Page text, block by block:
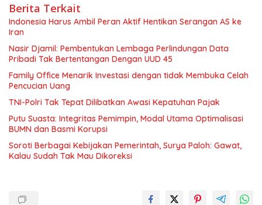
Berita Terkait
Indonesia Harus Ambil Peran Aktif Hentikan Serangan AS ke
Iran
Nasir Djamil: Pembentukan Lembaga Perlindungan Data
Pribadi Tak Bertentangan Dengan UUD 45
Family Office Menarik Investasi dengan tidak Membuka Celah
Pencucian Uang
TNI-Polri Tak Tepat Dilibatkan Awasi Kepatuhan Pajak
Putu Suasta: Integritas Pemimpin, Modal Utama Optimalisasi
BUMN dan Basmi Korupsi
Soroti Berbagai Kebijakan Pemerintah, Surya Paloh: Gawat,
Kalau Sudah Tak Mau Dikoreksi